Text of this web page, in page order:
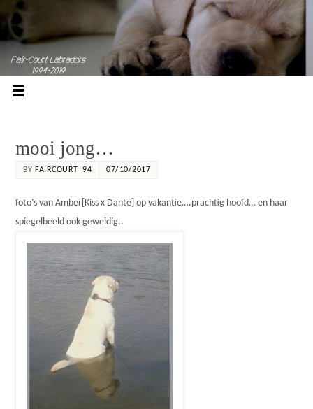
mooi jong…
BY FAIRCOURT_94 07/10/2017
foto’s van Amber[Kiss x Dante] op vakantie….prachtig hoofd… en haar
spiegelbeeld ook geweldig..